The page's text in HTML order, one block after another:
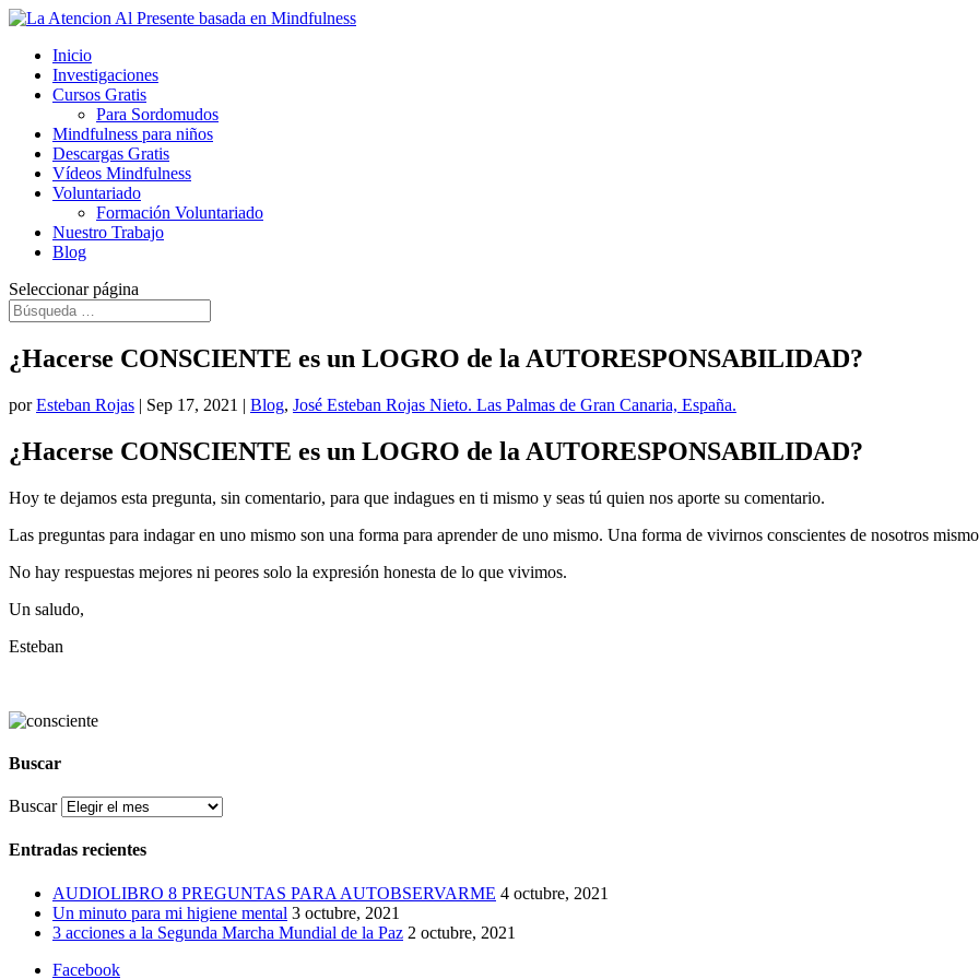
Inicio
Investigaciones
Cursos Gratis
Para Sordomudos
Mindfulness para niños
Descargas Gratis
Vídeos Mindfulness
Voluntariado
Formación Voluntariado
Nuestro Trabajo
Blog
Seleccionar página
¿Hacerse CONSCIENTE es un LOGRO de la AUTORESPONSABILIDAD?
porEsteban Rojas | Sep 17, 2021 | Blog, José Esteban Rojas Nieto. Las Palmas de Gran Canaria, España.
¿Hacerse CONSCIENTE es un LOGRO de la AUTORESPONSABILIDAD?
Hoy te dejamos esta pregunta, sin comentario, para que indagues en ti mismo y seas tú quien nos aporte su comentario.
Las preguntas para indagar en uno mismo son una forma para aprender de uno mismo. Una forma de vivirnos conscientes de nosotros
No hay respuestas mejores ni peores solo la expresión honesta de lo que vivimos.
Un saludo,
Esteban
Buscar
Buscar
Entradas recientes
AUDIOLIBRO 8 PREGUNTAS PARA AUTOBSERVARME 4 octubre, 2021
Un minuto para mi higiene mental 3 octubre, 2021
3 acciones a la Segunda Marcha Mundial de la Paz 2 octubre, 2021
Facebook